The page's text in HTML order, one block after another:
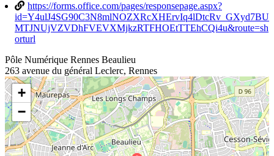
https://forms.office.com/pages/responsepage.aspx?
id=Y4ulJ4SG90C3N8mlNOZXRcXHErvIq4lDtcRv_GXyd7BU
MTJNUjVZVDhFVEVXMjkzRTFHOEtTTEhCQi4u&route=sh
orturl
Pôle Numérique Rennes Beaulieu
263 avenue du général Leclerc, Rennes
+
−